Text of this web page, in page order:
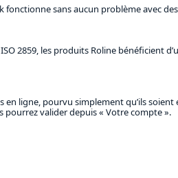
sans aucun problème avec
2859, les produits Roline bénéficient
ligne, pourvu simplement qu’ils
pourrez valider depuis « Votre compte ».